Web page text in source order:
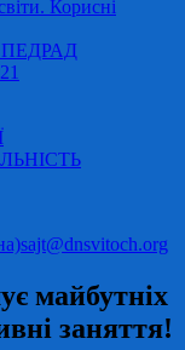
Корисні
sajt@dnsvitoch.org
майбутніх
заняття!